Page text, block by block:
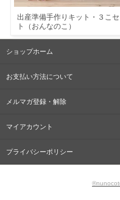
出産準備手作りキット・３こセ
ト（おんなのこ）
ショップホーム
お支払い方法について
メルマガ登録・解除
マイアカウント
プライバシーポリシー